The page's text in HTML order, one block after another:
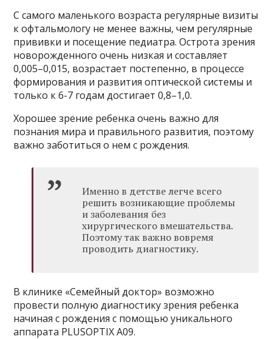
С самого маленького возраста регулярные визиты
к офтальмологу не менее важны, чем регулярные
прививки и посещение педиатра. Острота зрения
новорожденного очень низкая и составляет
0,005–0,015, возрастает постепенно, в процессе
формирования и развития оптической системы и
только к 6-7 годам достигает 0,8–1,0.
Хорошее зрение ребенка очень важно для
познания мира и правильного развития, поэтому
важно заботиться о нем с рождения.
Именно в детстве легче всего
решить возникающие проблемы
и заболевания без
хирургического вмешательства.
Поэтому так важно вовремя
проводить диагностику.
В клинике «Семейный доктор» возможно
провести полную диагностику зрения ребенка
начиная с рождения с помощью уникального
аппарата PLUSOPTIX A09.